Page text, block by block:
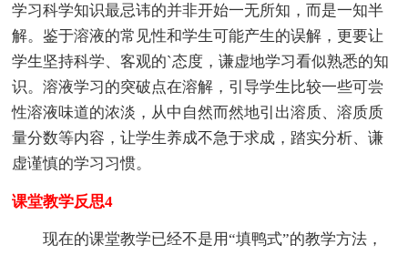
学习科学知识最忌讳的并非开始一无所知，而是一知半
解。鉴于溶液的常见性和学生可能产生的误解，更要让
学生坚持科学、客观的`态度，谦虚地学习看似熟悉的知
识。溶液学习的突破点在溶解，引导学生比较一些可尝
性溶液味道的浓淡，从中自然而然地引出溶质、溶质质
量分数等内容，让学生养成不急于求成，踏实分析、谦
虚谨慎的学习习惯。
课堂教学反思4
现在的课堂教学已经不是用“填鸭式”的教学方法，